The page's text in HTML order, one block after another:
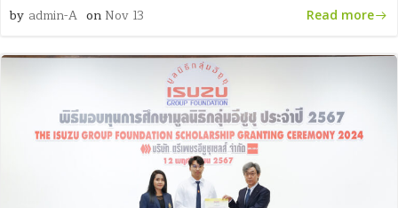
by admin-A on Nov 13 Read more